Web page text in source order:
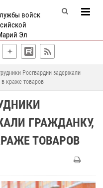
войск
Эл
Росгвардии задержали
в краже товаров
ГРАЖДАНКУ,
ТОВАРОВ